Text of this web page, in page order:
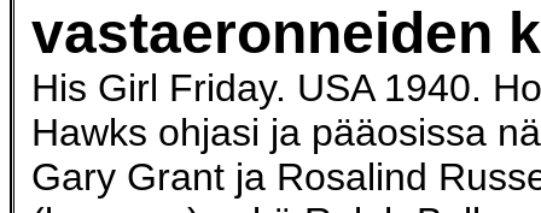
vastaeronneiden
His Girl Friday. USA 1940.
Hawks ohjasi ja pääosissa
Gary Grant ja Rosalind